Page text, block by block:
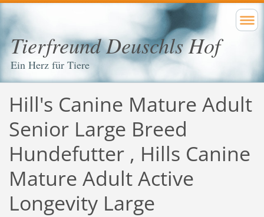
Tierfreund Deuschls Hof
Ein Herz für Tiere
Hill's Canine Mature Adult
Senior Large Breed
Hundefutter , Hills Canine
Mature Adult Active
Longevity Large